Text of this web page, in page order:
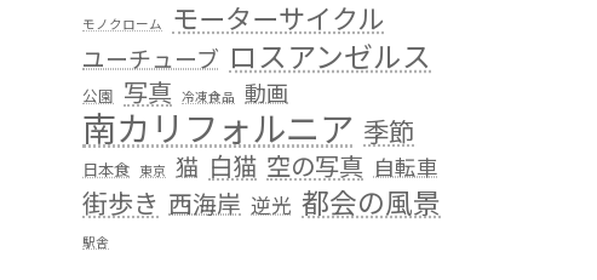
モノクローム モーターサイクル
ユーチューブ ロスアンゼルス
公園 写真 冷凍食品 動画
南カリフォルニア 季節
日本食 東京 猫 白猫 空の写真 自転車
街歩き 西海岸 逆光 都会の風景
駅舎